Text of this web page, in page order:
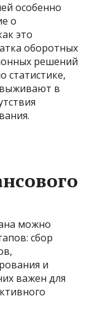
особенно
о
это
оборотных
решений
статистике,
в
можно
сбор
и
важен для